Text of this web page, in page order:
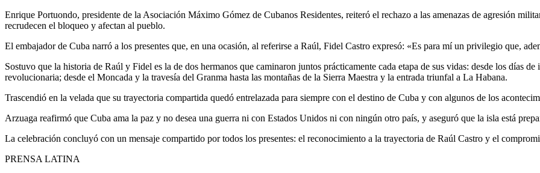
Enrique Portuondo, presidente de la Asociación Máximo Gómez de Cubanos Residentes, reiteró el rechazo a las amenazas de agresión
recrudecen el bloqueo y afectan al pueblo.
El embajador de Cuba narró a los presentes que, en una ocasión, al referirse a Raúl, Fidel Castro expresó: «Es para mí un privilegio que,
Sostuvo que la historia de Raúl y Fidel es la de dos hermanos que caminaron juntos prácticamente cada etapa de sus vidas: desde los días
revolucionaria; desde el Moncada y la travesía del Granma hasta las montañas de la Sierra Maestra y la entrada triunfal a La Habana.
Trascendió en la velada que su trayectoria compartida quedó entrelazada para siempre con el destino de Cuba y con algunos de los
Arzuaga reafirmó que Cuba ama la paz y no desea una guerra ni con Estados Unidos ni con ningún otro país, y aseguró que la isla está
La celebración concluyó con un mensaje compartido por todos los presentes: el reconocimiento a la trayectoria de Raúl Castro y el
PRENSA LATINA